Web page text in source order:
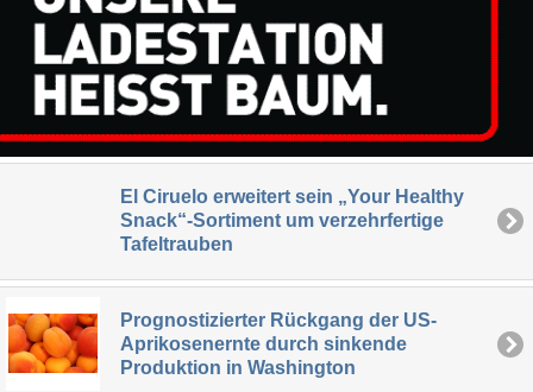
El Ciruelo erweitert sein „Your Healthy
Snack“-Sortiment um verzehrfertige
Tafeltrauben
Prognostizierter Rückgang der US-
Aprikosenernte durch sinkende
Produktion in Washington